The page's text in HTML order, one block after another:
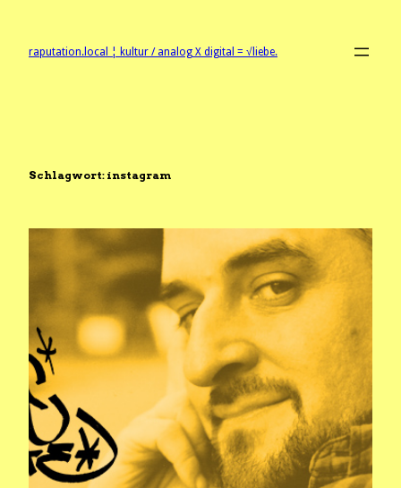
springenraputation.local ¦ kultur / analog X digital = √liebe.
Schlagwort: instagram